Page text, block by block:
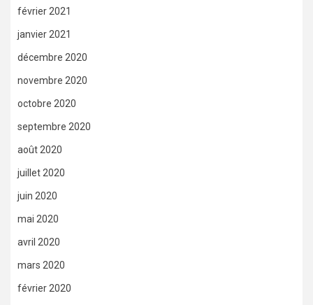
février 2021
janvier 2021
décembre 2020
novembre 2020
octobre 2020
septembre 2020
août 2020
juillet 2020
juin 2020
mai 2020
avril 2020
mars 2020
février 2020